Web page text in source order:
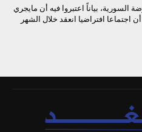
بياناً اعتبروا فيه أن مايجري
اجتماعا افتراضيا انعقد خلال الشهر